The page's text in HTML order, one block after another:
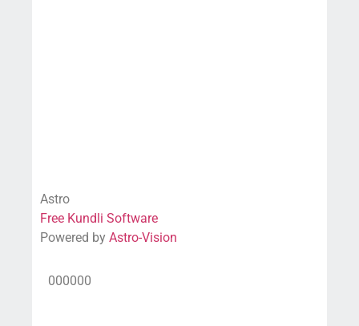
Astro
Free Kundli Software
Powered by Astro-Vision
000000